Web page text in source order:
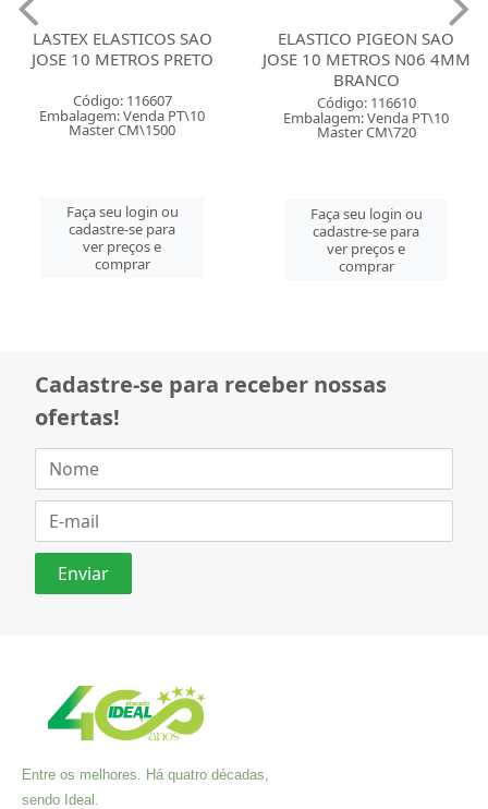
LASTEX ELASTICOS SAO
JOSE 10 METROS PRETO
Código: 116607
Embalagem: Venda PT\10
Master CM\1500
Faça seu login ou
cadastre-se para
ver preços e
comprar
ELASTICO PIGEON SAO
JOSE 10 METROS N06 4MM
BRANCO
Código: 116610
Embalagem: Venda PT\10
Master CM\720
Faça seu login ou
cadastre-se para
ver preços e
comprar
Cadastre-se para receber nossas
ofertas!
Entre os melhores. Há quatro décadas,
sendo Ideal.